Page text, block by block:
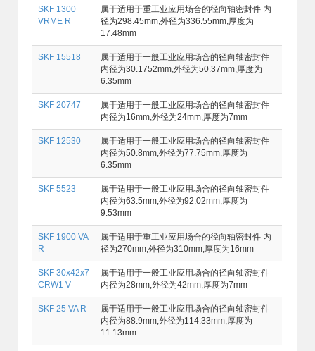
SKF 1300
VRME R
属于适用于重工业应用场合的径向轴密封件 内
径为298.45mm,外径为336.55mm,厚度为
17.48mm
SKF 15518
属于适用于一般工业应用场合的径向轴密封件
内径为30.1752mm,外径为50.37mm,厚度为
6.35mm
SKF 20747
属于适用于一般工业应用场合的径向轴密封件
内径为16mm,外径为24mm,厚度为7mm
SKF 12530
属于适用于一般工业应用场合的径向轴密封件
内径为50.8mm,外径为77.75mm,厚度为
6.35mm
SKF 5523
属于适用于一般工业应用场合的径向轴密封件
内径为63.5mm,外径为92.02mm,厚度为
9.53mm
SKF 1900 VA
R
属于适用于重工业应用场合的径向轴密封件 内
径为270mm,外径为310mm,厚度为16mm
SKF 30x42x7
CRW1 V
属于适用于一般工业应用场合的径向轴密封件
内径为28mm,外径为42mm,厚度为7mm
SKF 25 VA R
属于适用于一般工业应用场合的径向轴密封件
内径为88.9mm,外径为114.33mm,厚度为
11.13mm